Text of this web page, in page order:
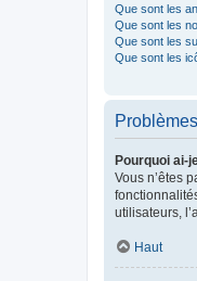
Que sont les
Que sont les
Que sont les
Que sont les
Pourquoi ai-
Vous n’êtes
utilisateurs,
Haut